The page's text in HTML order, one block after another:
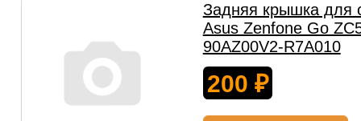
Задняя крышка для
Asus Zenfone Go
90AZ00V2-R7A010
200 ₽